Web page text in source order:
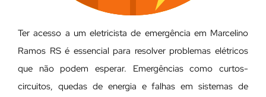
Ter acesso a um eletricista de emergência em Marcelino
Ramos RS é essencial para resolver problemas elétricos
que não podem esperar. Emergências como curtos-
circuitos, quedas de energia e falhas em sistemas de